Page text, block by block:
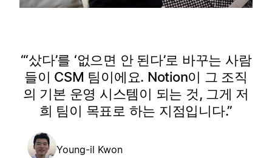
‘샀다’를 ‘없으면 안 된다’로 바꾸는 사람
들이 CSM 팀이에요. Notion이 그 조직
의 기본 운영 시스템이 되는 것, 그게 저
희 팀이 목표로 하는 지점입니다.
Young-il Kwon